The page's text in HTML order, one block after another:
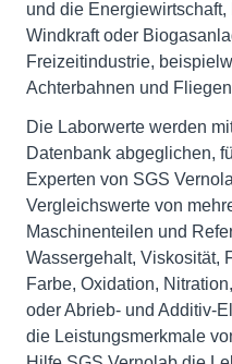
und die
Windkraft oder
Freizeitindustrie,
Achterbahnen und
Die Laborwerte werden
Datenbank abgeglichen,
Experten von SGS
Vergleichswerte von
Maschinenteilen und
Wassergehalt, Viskosität,
Farbe, Oxidation,
oder Abrieb- und Additiv-
die Leistungsmerkmale